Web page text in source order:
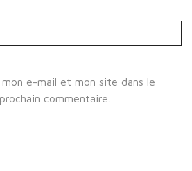
e-mail et mon site dans le
commentaire.